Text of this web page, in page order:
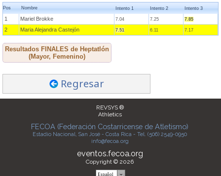
Pos Nombre Intento 1 Intento 2 Intento 3
1 Mariel Brokke 7.04 7.25 7.85
2 Maria Alejandra Castejón 7.51 6.11 7.17
Resultados FINALES de Heptatlón
(Mayor, Femenino)
Regresar
REVSYS ®
Athletics
FECOA (Federación Costarricense de Atletismo)
Estadio Nacional, San José - Costa Rica - Tel. (506) 2549-0950
info@fecoa.org
eventos.fecoa.org
Copyright © 2026